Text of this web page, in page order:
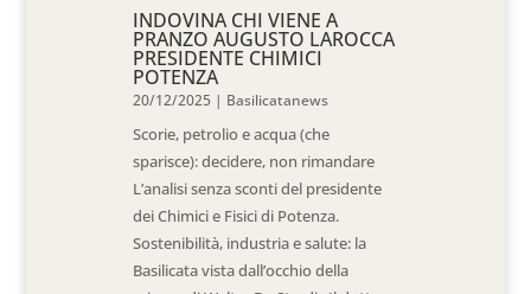
INDOVINA CHI VIENE A
PRANZO AUGUSTO LAROCCA
PRESIDENTE CHIMICI
POTENZA
20/12/2025 | Basilicatanews
Scorie, petrolio e acqua (che
sparisce): decidere, non rimandare
L’analisi senza sconti del presidente
dei Chimici e Fisici di Potenza.
Sostenibilità, industria e salute: la
Basilicata vista dall’occhio della